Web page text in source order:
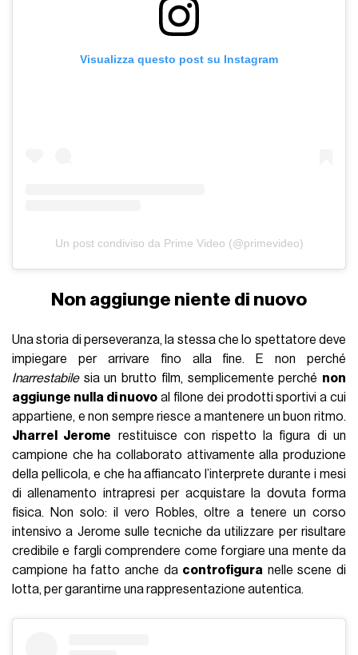
Visualizza questo post su Instagram
Un post condiviso da Prime Video (@primevideo)
Non aggiunge niente di nuovo
Una storia di perseveranza, la stessa che lo spettatore deve
impiegare per arrivare fino alla fine. E non perché
Inarrestabilesia un brutto film, semplicemente perché non
aggiunge nulla di nuovo al filone dei prodotti sportivi a cui
appartiene, e non sempre riesce a mantenere un buon ritmo.
Jharrel Jerome restituisce con rispetto la figura di un
campione che ha collaborato attivamente alla produzione
della pellicola, e che ha affiancato l’interprete durante i mesi
di allenamento intrapresi per acquistare la dovuta forma
fisica. Non solo: il vero Robles, oltre a tenere un corso
intensivo a Jerome sulle tecniche da utilizzare per risultare
credibile e fargli comprendere come forgiare una mente da
campione ha fatto anche da controfigura nelle scene di
lotta, per garantirne una rappresentazione autentica.